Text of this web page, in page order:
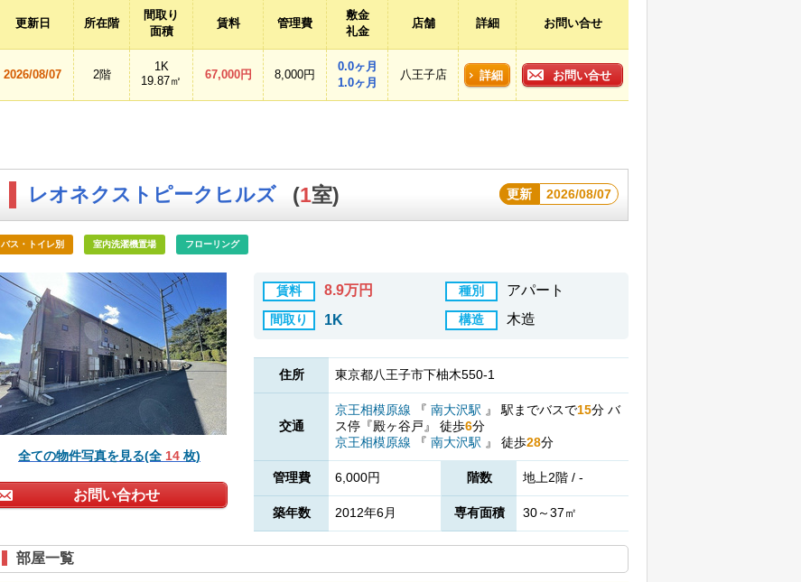
更新日 所在階
間取り
面積
賃料 管理費
敷金
礼金
店舗 詳細 お問い合せ
2026/08/07 2階
1K
19.87㎡
67,000円 8,000円
0.0ヶ月
1.0ヶ月
八王子店 詳細 お問い合せ
レオネクストピークヒルズ (1室) 更新 2026/08/07
バス・トイレ別 室内洗濯機置場 フローリング
全ての物件写真を見る(全 14 枚)
お問い合わせ
賃料 8.9万円 種別 アパート
間取り 1K 構造 木造
住所 東京都八王子市下柚木550-1
交通
京王相模原線 『 南大沢駅 』 駅までバスで15分 バ
ス停『殿ヶ谷戸』 徒歩6分
京王相模原線
『 南大沢駅 』 徒歩28分
管理費 6,000円 階数 地上2階 / -
築年数 2012年6月 専有面積 30～37㎡
部屋一覧